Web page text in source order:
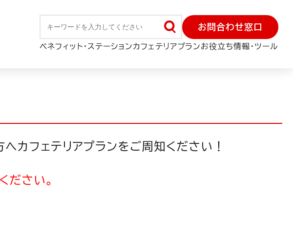
お問合わせ窓口
ベネフィット・ステーションカフェテリアプランお役立ち情報・ツール
カフェテリアプランをご周知ください！
ださい。